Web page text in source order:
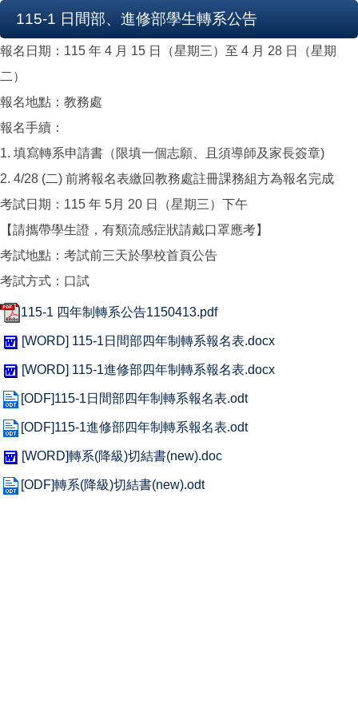
115-1 日間部、進修部學生轉系公告
報名日期：115 年 4 月 15 日（星期三）至 4 月 28 日（星期
二）
報名地點：教務處
報名手續：
1. 填寫轉系申請書（限填一個志願、且須導師及家長簽章)
2. 4/28 (二) 前將報名表繳回教務處註冊課務組方為報名完成
考試日期：115 年 5月 20 日（星期三）下午
【請攜帶學生證，有類流感症狀請戴口罩應考】
考試地點：考試前三天於學校首頁公告
考試方式：口試
115-1 四年制轉系公告1150413.pdf
[WORD] 115-1日間部四年制轉系報名表.docx
[WORD] 115-1進修部四年制轉系報名表.docx
[ODF]115-1日間部四年制轉系報名表.odt
[ODF]115-1進修部四年制轉系報名表.odt
[WORD]轉系(降級)切結書(new).doc
[ODF]轉系(降級)切結書(new).odt